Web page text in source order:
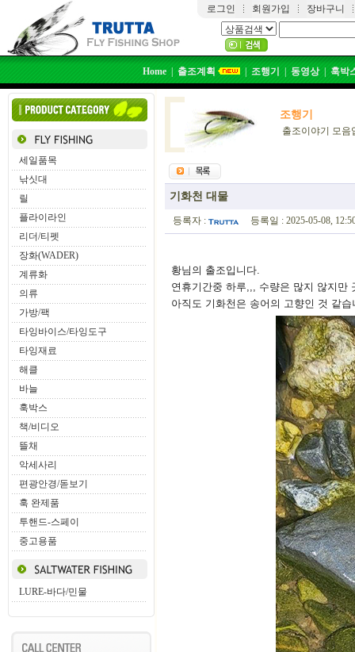
로그인 회원가입 장바구니
Home 출조계획 조행기 동영상 훅박
세일품목
낚싯대
릴
플라이라인
리더/티펫
장화(WADER)
계류화
의류
가방/팩
타잉바이스/타잉도구
타잉재료
해클
바늘
훅박스
책/비디오
뜰채
악세사리
편광안경/돋보기
훅 완제품
투핸드-스페이
중고용품
LURE-바다/민물
조행기
출조이야기 모음
기화천 대물
등록자 : 등록일 : 2025-05-08,
황님의 출조입니다.
연휴기간중 하루,,, 수량은 많지 않지만
아직도 기화천은 송어의 고향인 것 같습